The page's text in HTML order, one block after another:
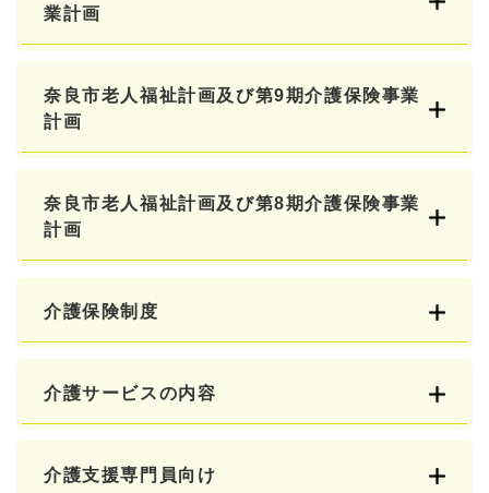
業計画
奈良市老人福祉計画及び第9期介護保険事業
計画
奈良市老人福祉計画及び第8期介護保険事業
計画
介護保険制度
介護サービスの内容
介護支援専門員向け